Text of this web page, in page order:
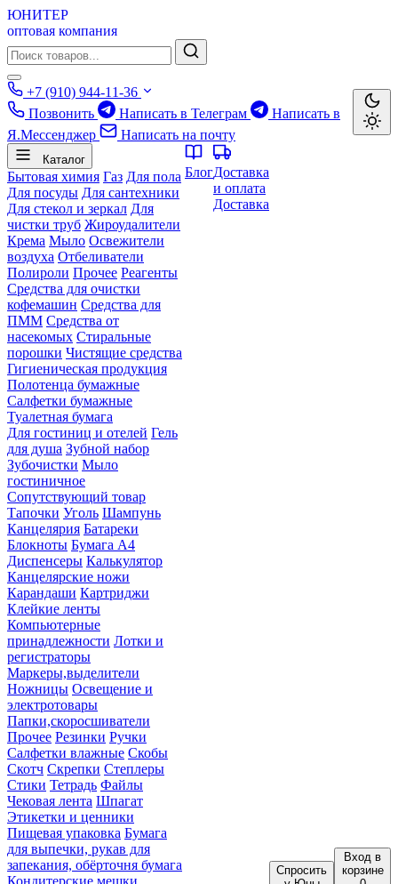
ЮНИТЕР
оптовая компания
+7 (910) 944-11-36
Позвонить
Написать в Телеграм
Написать в
Я.Мессенджер
Написать на почту
Каталог
Бытовая химия Газ Для пола
Для посуды Для сантехники
Для стекол и зеркал Для
чистки труб Жироудалители
Крема Мыло Освежители
воздуха Отбеливатели
Полироли Прочее Реагенты
Средства для очистки
кофемашин Средства для
ПММ Средства от
насекомых Стиральные
порошки Чистящие средства
Гигиеническая продукция
Полотенца бумажные
Салфетки бумажные
Туалетная бумага
Для гостиниц и отелей Гель
для душа Зубной набор
Зубочистки Мыло
гостиничное
Сопутствующий товар
Тапочки Уголь Шампунь
Канцелярия Батареки
Блокноты Бумага А4
Диспенсеры Калькулятор
Канцелярские ножи
Карандаши Картриджи
Клейкие ленты
Компьютерные
принадлежности Лотки и
регистраторы
Маркеры,выделители
Ножницы Освещение и
электротовары
Папки,скоросшиватели
Прочее Резинки Ручки
Салфетки влажные Скобы
Скотч Скрепки Степлеры
Стики Тетрадь Файлы
Чековая лента Шпагат
Этикетки и ценники
Пищевая упаковка Бумага
для выпечки, рукав для
запекания, обёрточня бумага
Кондитерские мешки
БлогДоставка
и оплата
Доставка
Спросить
Вход в
корзине